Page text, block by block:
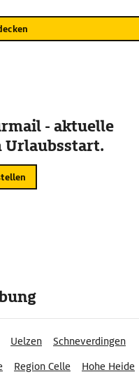
- aktuelle
Urlaubsstart.
Uelzen
Schneverdingen
Region Celle
Hohe Heide